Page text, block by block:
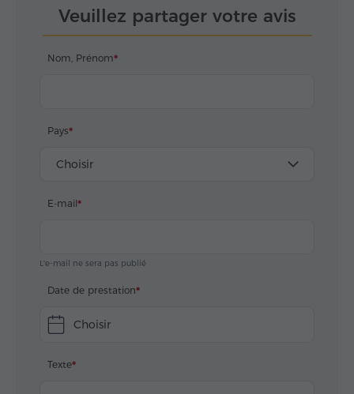
Veuillez partager votre avis
Nom, Prénom
Pays
Choisir
E-mail
L'e-mail ne sera pas publié
Date de prestation
Choisir
Texte